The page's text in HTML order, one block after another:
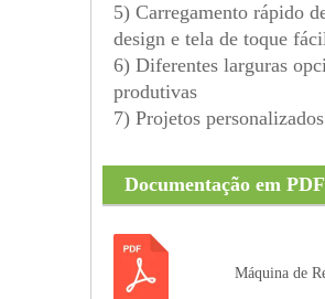
5) Carregamento rápido
design e tela de toque
6) Diferentes larguras
produtivas
7) Projetos
Documentação em
Máquina de